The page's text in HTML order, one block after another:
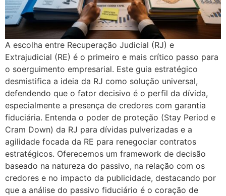
A escolha entre Recuperação Judicial (RJ) e
Extrajudicial (RE) é o primeiro e mais crítico passo para
o soerguimento empresarial. Este guia estratégico
desmistifica a ideia da RJ como solução universal,
defendendo que o fator decisivo é o perfil da dívida,
especialmente a presença de credores com garantia
fiduciária. Entenda o poder de proteção (Stay Period e
Cram Down) da RJ para dívidas pulverizadas e a
agilidade focada da RE para renegociar contratos
estratégicos. Oferecemos um framework de decisão
baseado na natureza do passivo, na relação com os
credores e no impacto da publicidade, destacando por
que a análise do passivo fiduciário é o coração de